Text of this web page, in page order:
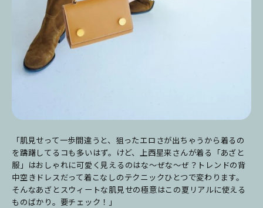
「肌見せって一歩間違うと、狙ったエロさが出ちゃうから着るの
を躊躇してるコも多いはず。 けど、上西星来さんが着る「あざと
服」はおしゃれに可愛く見えるのはな～ぜな～ぜ？ トレンドの背
中空きドレスだって着こなしのテクニックひとつで変わります。
そんなあざとスウィートな肌見せの極意はこの夏リアルに使える
ものばかり。要チェック！」